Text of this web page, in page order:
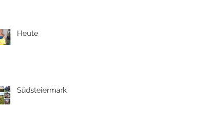
Heute
Südsteiermark